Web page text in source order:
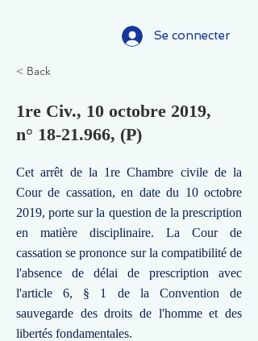
Se connecter
< Back
1re Civ., 10 octobre 2019,
n° 18-21.966, (P)
Cet arrêt de la 1re Chambre civile de la
Cour de cassation, en date du 10 octobre
2019, porte sur la question de la prescription
en matière disciplinaire. La Cour de
cassation se prononce sur la compatibilité de
l'absence de délai de prescription avec
l'article 6, § 1 de la Convention de
sauvegarde des droits de l'homme et des
libertés fondamentales.